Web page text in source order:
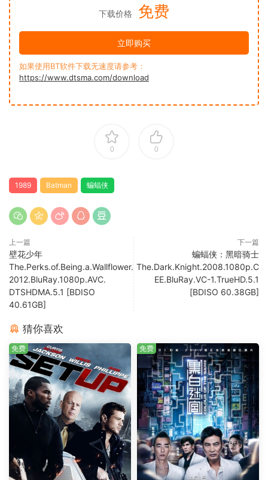
下载价格 免费
立即购买
如果使用BT软件下载无速度请参考：
https://www.dtsma.com/download
0 0
1989 Batman 蝙蝠侠
上一篇
壁花少年
The.Perks.of.Being.a.Wallflower.
2012.BluRay.1080p.AVC.
DTSHDMA.5.1 [BDISO
40.61GB]
下一篇
蝙蝠侠：黑暗骑士
The.Dark.Knight.2008.1080p.C
EE.BluRay.VC-1.TrueHD.5.1
[BDISO 60.38GB]
猜你喜欢
免费 免费